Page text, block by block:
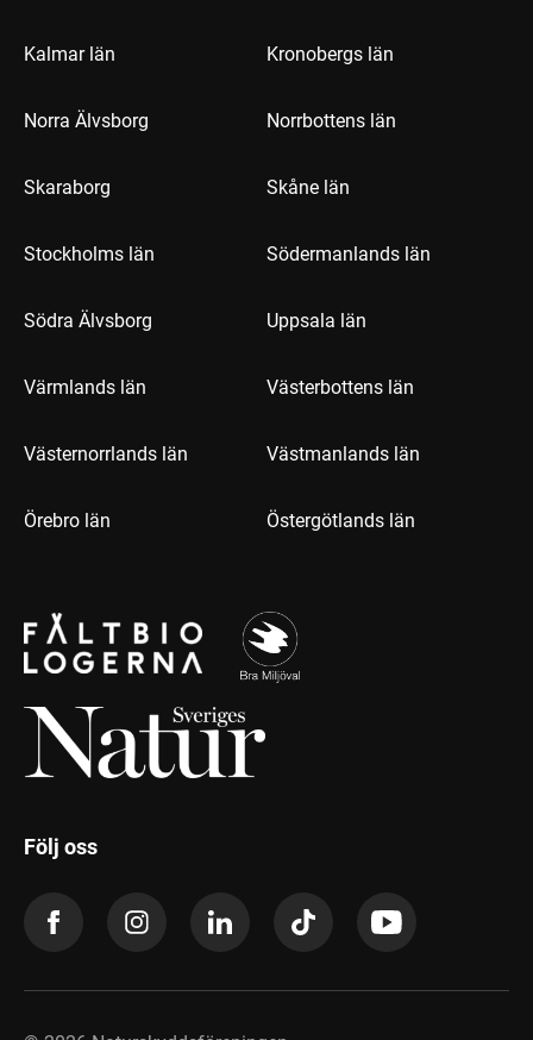
Kalmar län Kronobergs län
Norra Älvsborg Norrbottens län
Skaraborg Skåne län
Stockholms län Södermanlands län
Södra Älvsborg Uppsala län
Värmlands län Västerbottens län
Västernorrlands län Västmanlands län
Örebro län Östergötlands län
Följ oss